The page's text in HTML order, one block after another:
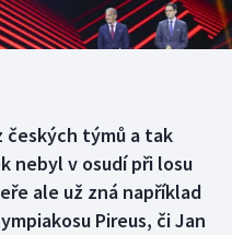
českých týmů a tak
nebyl v osudí při losu
ale už zná například
Pireus, či Jan